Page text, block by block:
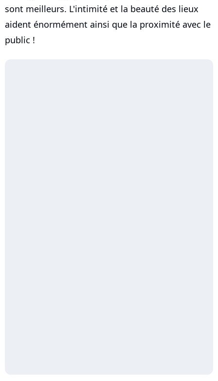
sont meilleurs. L'intimité et la beauté des lieux
aident énormément ainsi que la proximité avec le
public !